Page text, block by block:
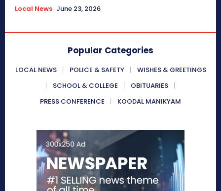
Local News June 23, 2026
Popular Categories
LOCAL NEWS POLICE & SAFETY
WISHES & GREETINGS
SCHOOL & COLLEGE
OBITUARIES
PRESS CONFERENCE
KOODAL MANIKYAM